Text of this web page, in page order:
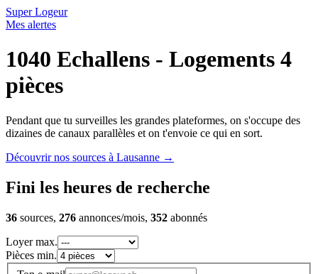
Super Logeur
Mes alertes
1040 Echallens - Logements 4
pièces
Pendant que tu surveilles les grandes plateformes, on s'occupe des
dizaines de canaux parallèles et on t'envoie ce qui en sort.
Découvrir nos sources à Lausanne →
Fini les heures de recherche
36 sources, 276 annonces/mois, 352 abonnés
Loyer max.
Pièces min.